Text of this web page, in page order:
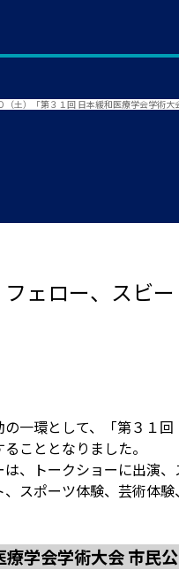
土）「第３１回 日本緩和医療学会学術大
ェロー、スビ
一環として、「第３１
こととなりました。
、トークショーに出演
スポーツ体験、芸術体
療学会学術大会 市民